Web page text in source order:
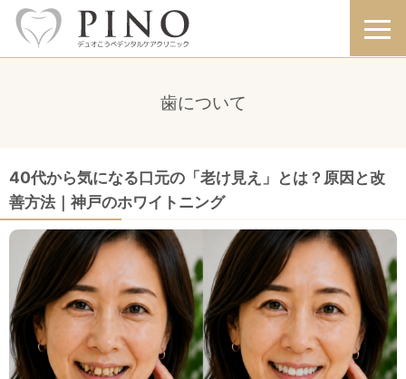
歯について
40代から気になる口元の「老け見え」とは？原因と改
善方法｜神戸のホワイトニング